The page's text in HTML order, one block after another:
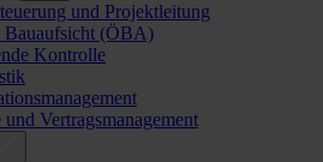
und Projektleitung
Bauaufsicht (ÖBA)
Kontrolle
und Vertragsmanagement